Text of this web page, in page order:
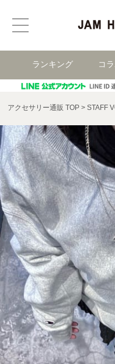
ランキング コ
アクセサリー通販 TOP STAFF